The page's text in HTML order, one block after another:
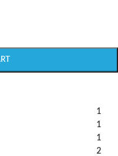
1
1
1
2